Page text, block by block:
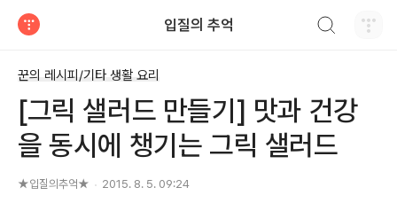
입질의 추억
꾼의 레시피/기타 생활 요리
[그릭 샐러드 만들기] 맛과 건강
을 동시에 챙기는 그릭 샐러드
★입질의추억★ 2015. 8. 5. 09:24